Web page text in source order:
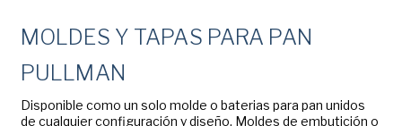
Chicago Metallic
Pan GLO
Runex
MOLDES Y TAPAS PARA PAN
PULLMAN
Disponible como un solo molde o baterias para pan unidos
de cualquier configuración y diseño. Moldes de embutición o
Empresa (Obligatorio)
Teléfono